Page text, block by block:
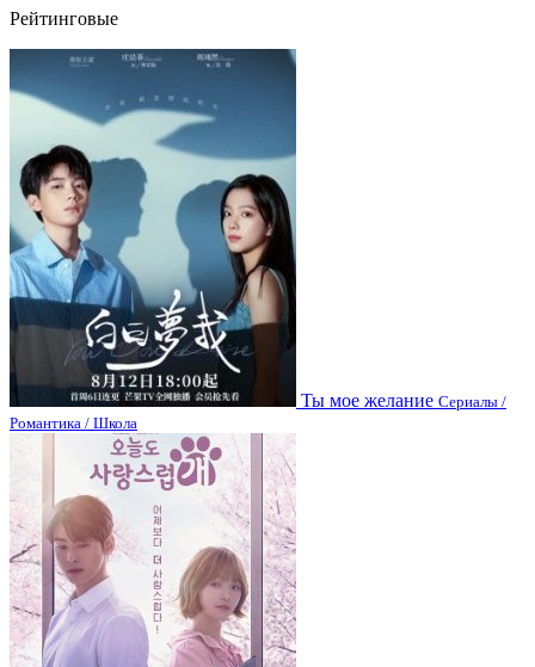
Рейтинговые
Ты мое желание Сериалы /
Романтика / Школа